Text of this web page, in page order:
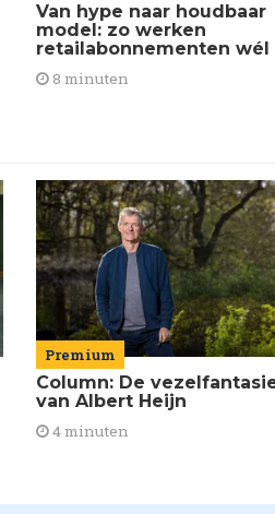
Van hype naar houdbaar
model: zo werken
retailabonnementen wél
8 minuten
Premium
Column: De
van Albert Heijn
4 minuten